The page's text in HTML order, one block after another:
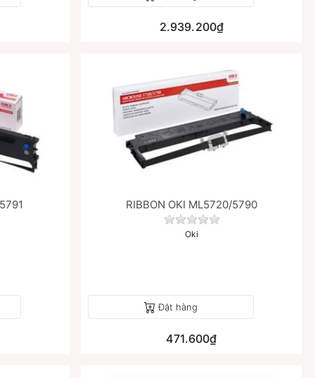
2.939.200₫
giá nào cho sản phẩm này.
RIBBON OKI ML5720/5790
Chưa có đánh giá nào
Oki
Đặt hàng
471.600₫